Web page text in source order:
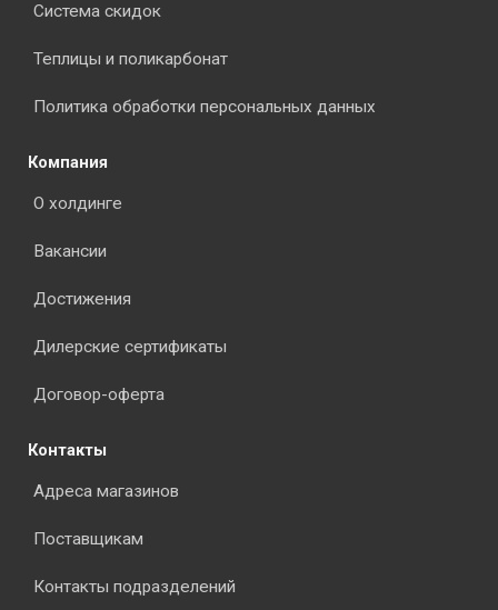
Система скидок
Теплицы и поликарбонат
Политика обработки персональных данных
Компания
О холдинге
Вакансии
Достижения
Дилерские сертификаты
Договор-оферта
Контакты
Адреса магазинов
Поставщикам
Контакты подразделений